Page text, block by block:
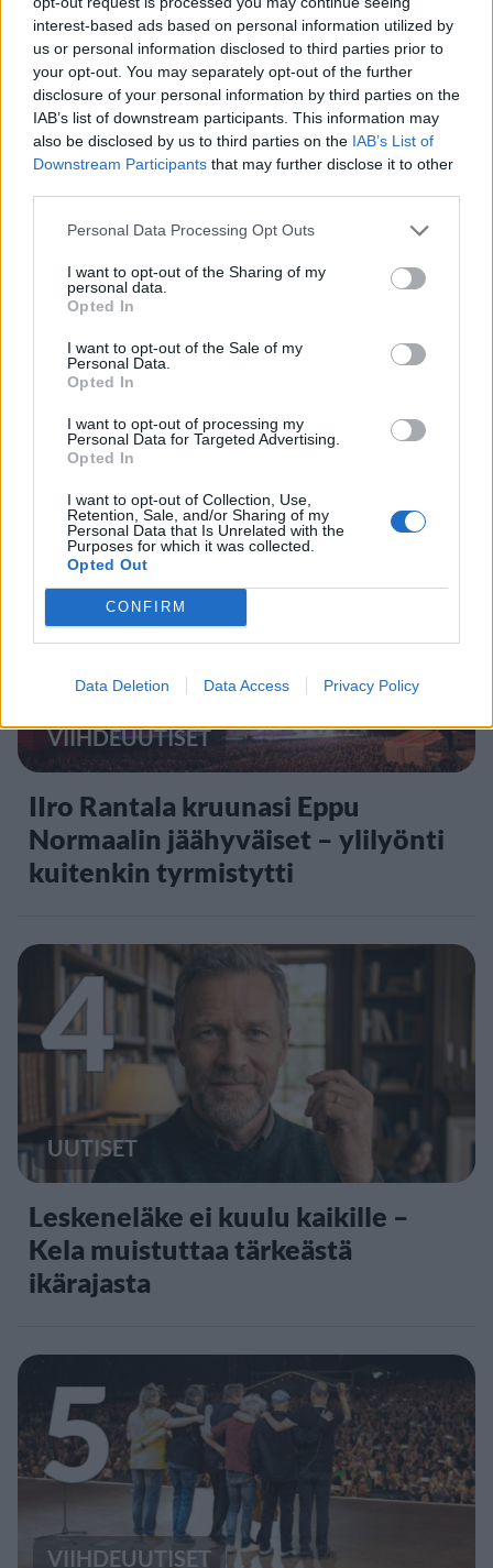
interest-based ads based on personal information utilized by
us or personal information disclosed to third parties prior to
your opt-out. You may separately opt-out of the further
disclosure of your personal information by third parties on the
IAB’s list of downstream participants. This information may
also be disclosed by us to third parties on the IAB’s List of
Downstream Participants that may further disclose it to other
Personal Data Processing Opt Outs
I want to opt-out of the Sharing of my
personal data.
Opted In
I want to opt-out of the Sale of my
Personal Data.
Opted In
I want to opt-out of processing my
Personal Data for Targeted Advertising.
Opted In
I want to opt-out of Collection, Use,
Retention, Sale, and/or Sharing of my
Personal Data that Is Unrelated with the
Purposes for which it was collected.
Opted Out
CONFIRM
Data Deletion Data Access Privacy Policy
yksityiskohta herätti huomiota
2
UUTISET
Työnantaja ei hyväksynyt
etälääkärin
sairauslomatodistuksia – neljälle
ei maksettu sairausajan palkkaa
3
VIIHDEUUTISET
IIro Rantala kruunasi Eppu
Normaalin jäähyväiset – ylilyönti
kuitenkin tyrmistytti
4
UUTISET
Leskeneläke ei kuulu kaikille –
Kela muistuttaa tärkeästä
ikärajasta
5
VIIHDEUUTISET